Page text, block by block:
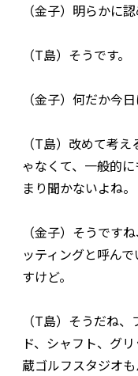
（金子）明らかに
（T島）そうです。
（金子）何だか今
（T島）改めて考
ゃなくて、一般的
まり聞かないよね。
（金子）そうです
ッティングと呼ん
すけど。
（T島）そうだね
ド、シャフト、グ
蔵ゴルフスタジオ